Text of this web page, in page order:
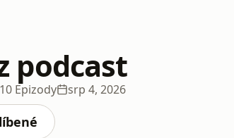
podcast
Epizody srp 4, 2026